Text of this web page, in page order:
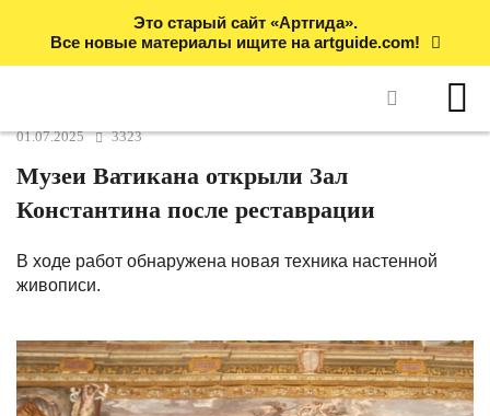
Это старый сайт «Артгида».
Все новые материалы ищите на artguide.com!
01.07.2025 3323
Музеи Ватикана открыли Зал
Константина после реставрации
В ходе работ обнаружена новая техника настенной
живописи.